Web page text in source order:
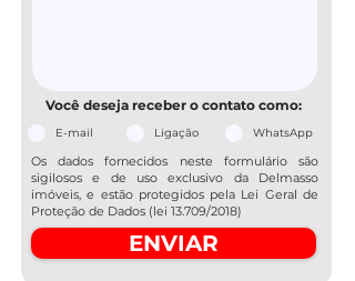
Você deseja receber o contato como:
E-mail Ligação WhatsApp
Os dados fornecidos neste formulário são
sigilosos e de uso exclusivo da Delmasso
imóveis, e estão protegidos pela Lei Geral de
Proteção de Dados (lei 13.709/2018)
ENVIAR